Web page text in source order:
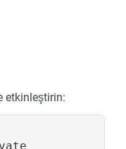
etkinleştirin: